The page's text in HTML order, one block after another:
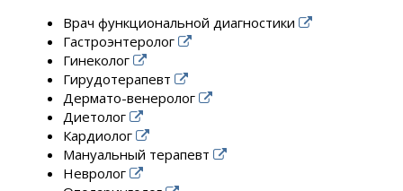
Врач функциональной диагностики
Гастроэнтеролог
Гинеколог
Гирудотерапевт
Дермато-венеролог
Диетолог
Кардиолог
Мануальный терапевт
Невролог